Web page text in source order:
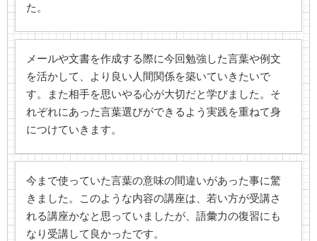
た。
メールや文書を作成する際に今回勉強した言葉や例文
を活かして、より良い人間関係を築いていきたいで
す。また相手を思いやる心が大切だと学びました。そ
れぞれにあった言葉選びができるよう実践を重ねて身
につけていきます。
今まで使っていた言葉の意味の間違いがあった事に驚
きました。このような内容の講座は、若い方が受講さ
れる講座かなと思っていましたが、語彙力の復習にも
なり受講して良かったです。